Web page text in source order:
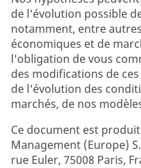
de l'évolution possible
notamment, entre
économiques et de
l'obligation de vous
des modifications de
de l'évolution des
marchés, de nos
Ce document est
Management (Europe)
rue Euler, 75008 Paris,